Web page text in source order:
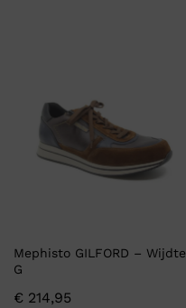
Mephisto GILFORD – Wijdte
G
€ 214,95